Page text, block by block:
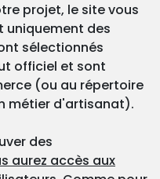
projet, le site vous
uniquement des
sélectionnés
officiel et sont
(ou au répertoire
métier d'artisanat).
des
aurez accès aux